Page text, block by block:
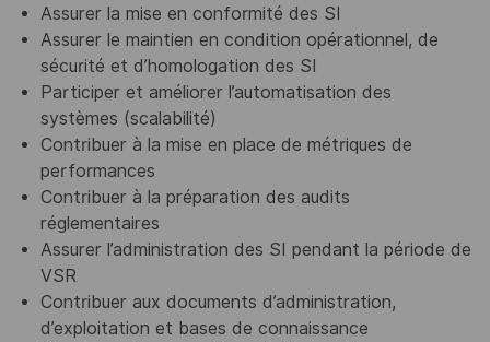
Assurer la mise en conformité des SI
Assurer le maintien en condition opérationnel, de
sécurité et d’homologation des SI
Participer et améliorer l’automatisation des
systèmes (scalabilité)
Contribuer à la mise en place de métriques de
performances
Contribuer à la préparation des audits
réglementaires
Assurer l’administration des SI pendant la période de
VSR
Contribuer aux documents d’administration,
d’exploitation et bases de connaissance